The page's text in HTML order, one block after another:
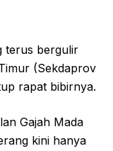
terus bergulir
(Sekdaprov
rapat bibirnya.
Gajah Mada
kini hanya